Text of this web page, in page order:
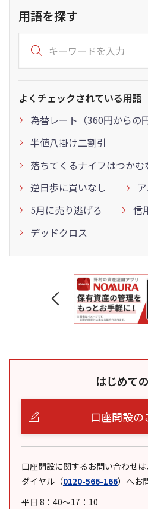
用語を探す
よくチェックされている用語
為替レート（360円からの
半値八掛け二割引
落ちてくるナイフはつかむ
逆日歩に買いなし
5月に売り逃げろ
信
デッドクロス
はじめて
口座開設の
口座開設に関するお問い合わせ
ダイヤル （0120-566-166） へお
平日 8：40～17：10